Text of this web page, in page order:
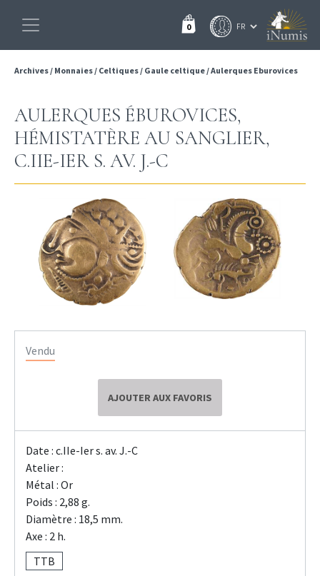
0
Archives/ Monnaies/ Celtiques/ Gaule celtique/Aulerques Eburovices
AULERQUES ÉBUROVICES,
HÉMISTATÈRE AU SANGLIER,
C.IIE-IER S. AV. J.-C
Vendu
AJOUTER AUX FAVORIS
Date : c.IIe-Ier s. av. J.-C
Atelier :
Métal : Or
Poids : 2,88 g.
Diamètre : 18,5 mm.
Axe : 2 h.
TTB